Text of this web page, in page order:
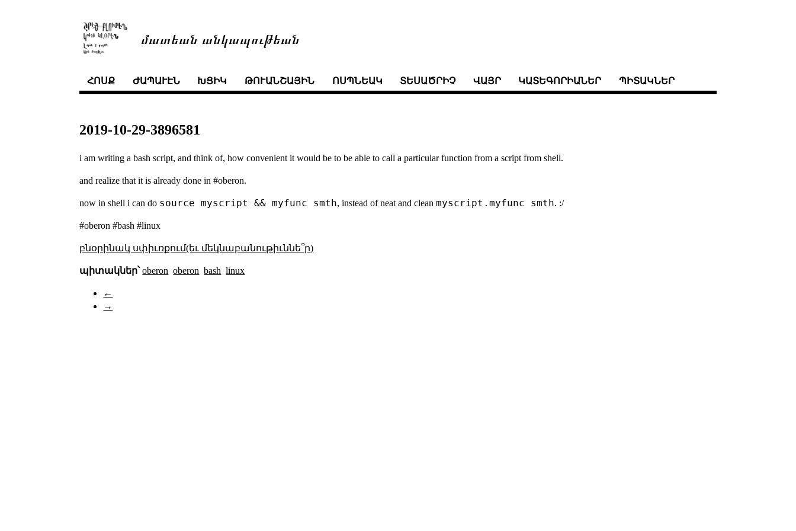
մատեան անկապութեան
ՀՈՍՔ ԺԱՊԱՒԷՆ ԽՑԻԿ ԹՈՒԱՆՇԱՅԻՆ ՈՍՊՆԵԱԿ ՏԵՍԱԾՐԻՉ ՎԱՅՐ ԿԱՏԵԳՈՐԻԱՆԵՐ ՊԻՏԱԿՆԵՐ
2019-10-29-3896581
i am writing a bash script, and think of, how convenient it would be to be able to call a particular function from a script from shell.
and realize that it is already done in #oberon.
now in shell i can do source myscript && myfunc smth, instead of neat and cleanmyscript.myfunc smth. :/
#oberon #bash #linux
բնօրինակ սփիւռքում(եւ մեկնաբանութիւննե՞ր)
պիտակներ՝ oberon oberon bash linux
←
→